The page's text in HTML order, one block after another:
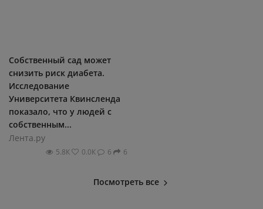
Собственный сад может
снизить риск диабета.
Исследование
Университета Квинсленда
показало, что у людей с
собственным...
Лента.ру
5.8К 0.0К 6 6
Посмотреть все